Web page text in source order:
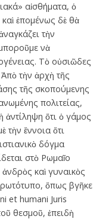
αἰσθήματα, ὁ
ἑπομένως δὲ θὰ
τὴν
νὰ
Τὸ οὐσιῶδες
Ἀπὸ τὴν ἀρχὴ τῆς
τῆς σκοπούμενης
πολιτείας,
ἀντίληψη ὅτι ὁ γάμος
τὴν ἔννοια ὅτι
δόγμα
στὸ Ρωμαῖο
καὶ γυναικὸς
ὅπως βγῆκε
et humani Juris
θεσμοῦ, ἐπειδὴ